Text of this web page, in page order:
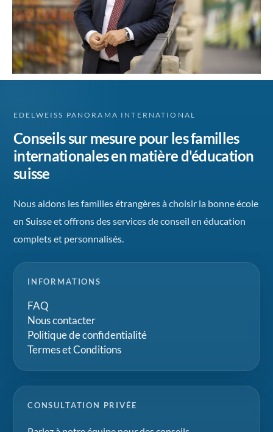
EDELWEISS PANORAMA INTERNATIONAL
Conseils sur mesure pour les familles
internationales en matière d'éducation
suisse
Nous aidons les familles étrangères à choisir la bonne école
en Suisse et offrons des services de conseil en éducation
complets et personnalisés.
INFORMATIONS
FAQ
Nous contacter
Politique de confidentialité
Termes et Conditions
CONSULTATION PRIVÉE